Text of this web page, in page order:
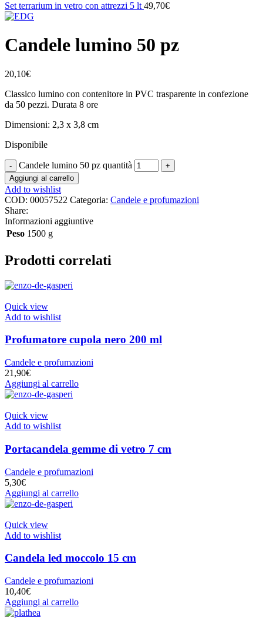
Set terrarium in vetro con attrezzi 5 lt 49,70€
Candele lumino 50 pz
20,10€
Classico lumino con contenitore in PVC trasparente in confezione
da 50 pezzi. Durata 8 ore
Dimensioni: 2,3 x 3,8 cm
Disponibile
Candele lumino 50 pz quantità
Aggiungi al carrello
Add to wishlist
COD: 00057522 Categoria: Candele e profumazioni
Share:
Informazioni aggiuntive
Peso 1500 g
Prodotti correlati
Quick view
Add to wishlist
Profumatore cupola nero 200 ml
Candele e profumazioni
21,90€
Aggiungi al carrello
Quick view
Add to wishlist
Portacandela gemme di vetro 7 cm
Candele e profumazioni
5,30€
Aggiungi al carrello
Quick view
Add to wishlist
Candela led moccolo 15 cm
Candele e profumazioni
10,40€
Aggiungi al carrello